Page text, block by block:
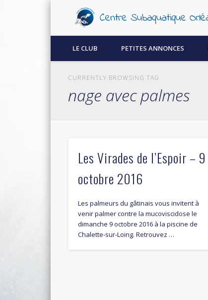
Découvrez la plongée sous-marine à Orléans !
LE CLUB PETITES ANNONCES
CURRENTLY BROWSING TAG
nage avec palmes
Les Virades de l’Espoir – 9
octobre 2016
Les palmeurs du gâtinais vous invitent à
venir palmer contre la mucoviscidose le
dimanche 9 octobre 2016 à la piscine de
Chalette-sur-Loing. Retrouvez …